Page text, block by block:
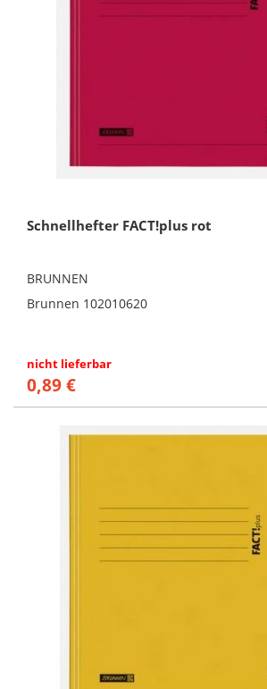
Schnellhefter FACT!plus rot
BRUNNEN
Brunnen 102010620
nicht lieferbar
0,89 €